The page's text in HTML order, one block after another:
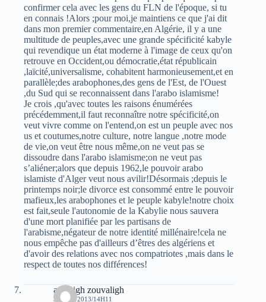
confirmer cela avec les gens du FLN de l'époque, si tu
en connais !Alors ;pour moi,je maintiens ce que j'ai dit
dans mon premier commentaire,en Algérie, il y a une
multitude de peuples,avec une grande spécificité kabyle
qui revendique un état moderne à l'image de ceux qu'on
retrouve en Occident,ou démocratie,état républicain
,laïcité,universalisme, cohabitent harmonieusement,et en
parallèle;des arabophones,des gens de l'Est, de l'Ouest
,du Sud qui se reconnaissent dans l'arabo islamisme!
Je crois ,qu'avec toutes les raisons énumérées
précédemment,il faut reconnaître notre spécificité,on
veut vivre comme on l'entend,on est un peuple avec nos
us et coutumes,notre culture, notre langue ,notre mode
de vie,on veut être nous même,on ne veut pas se
dissoudre dans l'arabo islamisme;on ne veut pas
s’aliéner;alors que depuis 1962,le pouvoir arabo
islamiste d'Alger veut nous avilir!Désormais ;depuis le
printemps noir;le divorce est consommé entre le pouvoir
mafieux,les arabophones et le peuple kabyle!notre choix
est fait,seule l'autonomie de la Kabylie nous sauvera
d'une mort planifiée par les partisans de
l'arabisme,négateur de notre identité millénaire!cela ne
nous empêche pas d'ailleurs d’êtres des algériens et
d'avoir des relations avec nos compatriotes ,mais dans le
respect de toutes nos différences!
amazigh zouvaligh
30 MAI 2013/14H11